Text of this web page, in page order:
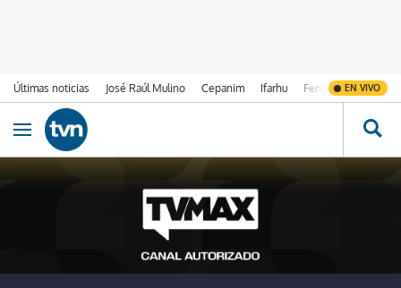
Últimas noticias José Raúl Mulino Cepanim Ifarhu Fenómeno de El
EN VIVO
Ir al contenido
Obrir navegació